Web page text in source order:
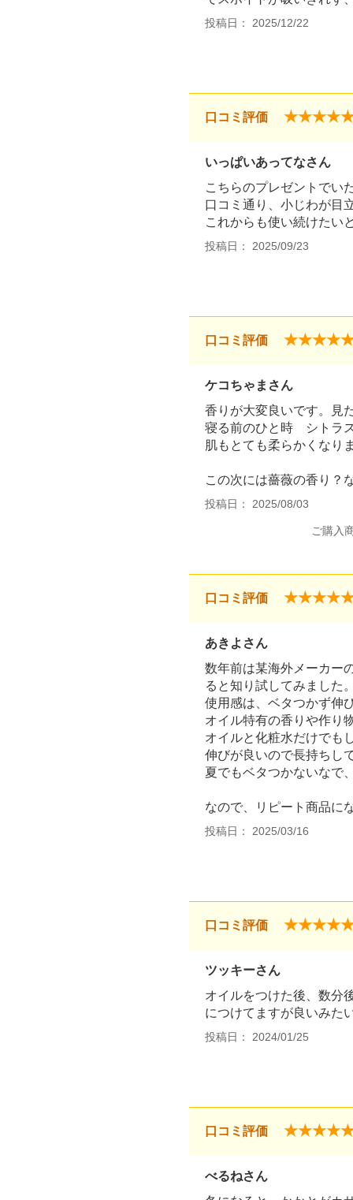
投稿日： 2025/12/22
口コミ評価
いっぱいあってなさん
こちらのプレゼントでい
口コミ通り、小じわが目
これからも使い続けたい
投稿日： 2025/09/23
口コミ評価
ケコちゃまさん
香りが大変良いです。見
寝る前のひと時 シトラ
肌もとても柔らかくなり
この次には薔薇の香り？
投稿日： 2025/08/03
ご購入
口コミ評価
あきよさん
数年前は某海外メーカー
ると知り試してみました
使用感は、ベタつかず伸
オイル特有の香りや作り
オイルと化粧水だけでも
伸びが良いので長持ちし
夏でもベタつかないなで
なので、リピート商品に
投稿日： 2025/03/16
口コミ評価
ツッキーさん
オイルをつけた後、数分
につけてますが良いみた
投稿日： 2024/01/25
口コミ評価
べるねさん